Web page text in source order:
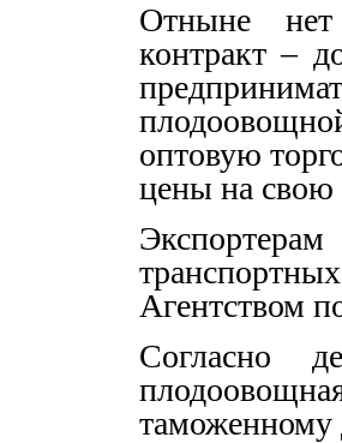
Отныне нет
контракт –
оптовую
цены на
Агентством
Согласно
таможенному